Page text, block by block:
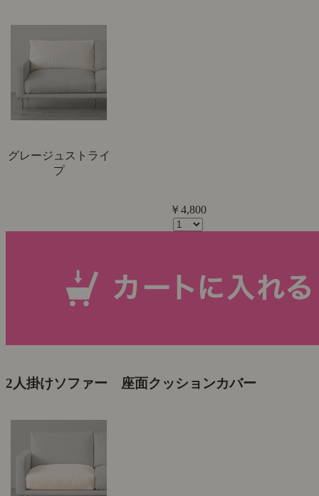
グレージュストライ
プ
￥4,800
2人掛けソファー 座面クッションカバー